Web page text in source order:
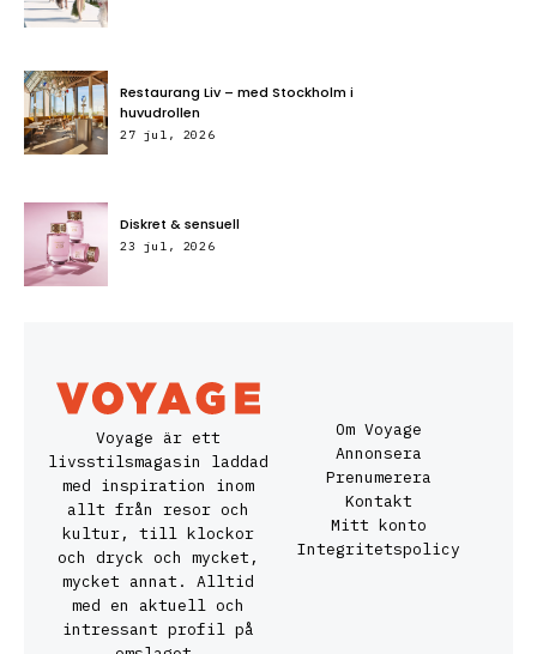
Restaurang Liv – med Stockholm i
huvudrollen
27 jul, 2026
Diskret & sensuell
23 jul, 2026
Voyage är ett
livsstilsmagasin laddad
med inspiration inom
allt från resor och
kultur, till klockor
och dryck och mycket,
mycket annat. Alltid
med en aktuell och
intressant profil på
Om Voyage
Annonsera
Prenumerera
Kontakt
Mitt konto
Integritetspolicy